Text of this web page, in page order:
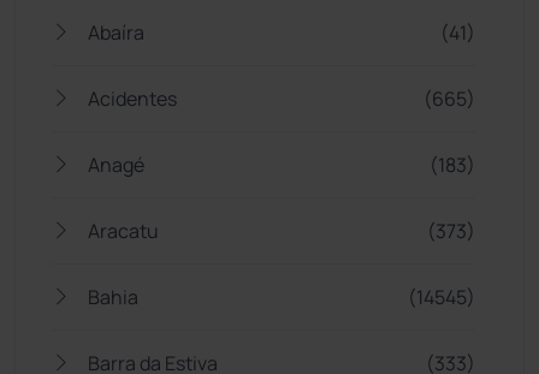
Abaíra (41)
Acidentes (665)
Anagé (183)
Aracatu (373)
Bahia (14545)
Barra da Estiva (333)